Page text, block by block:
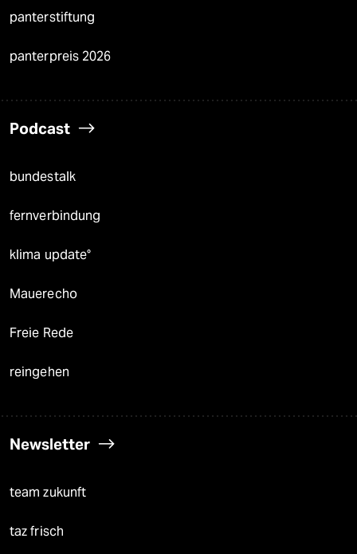
panterstiftung
panterpreis 2026
Podcast
bundestalk
fernverbindung
klima update°
Mauerecho
Freie Rede
reingehen
Newsletter
team zukunft
taz frisch